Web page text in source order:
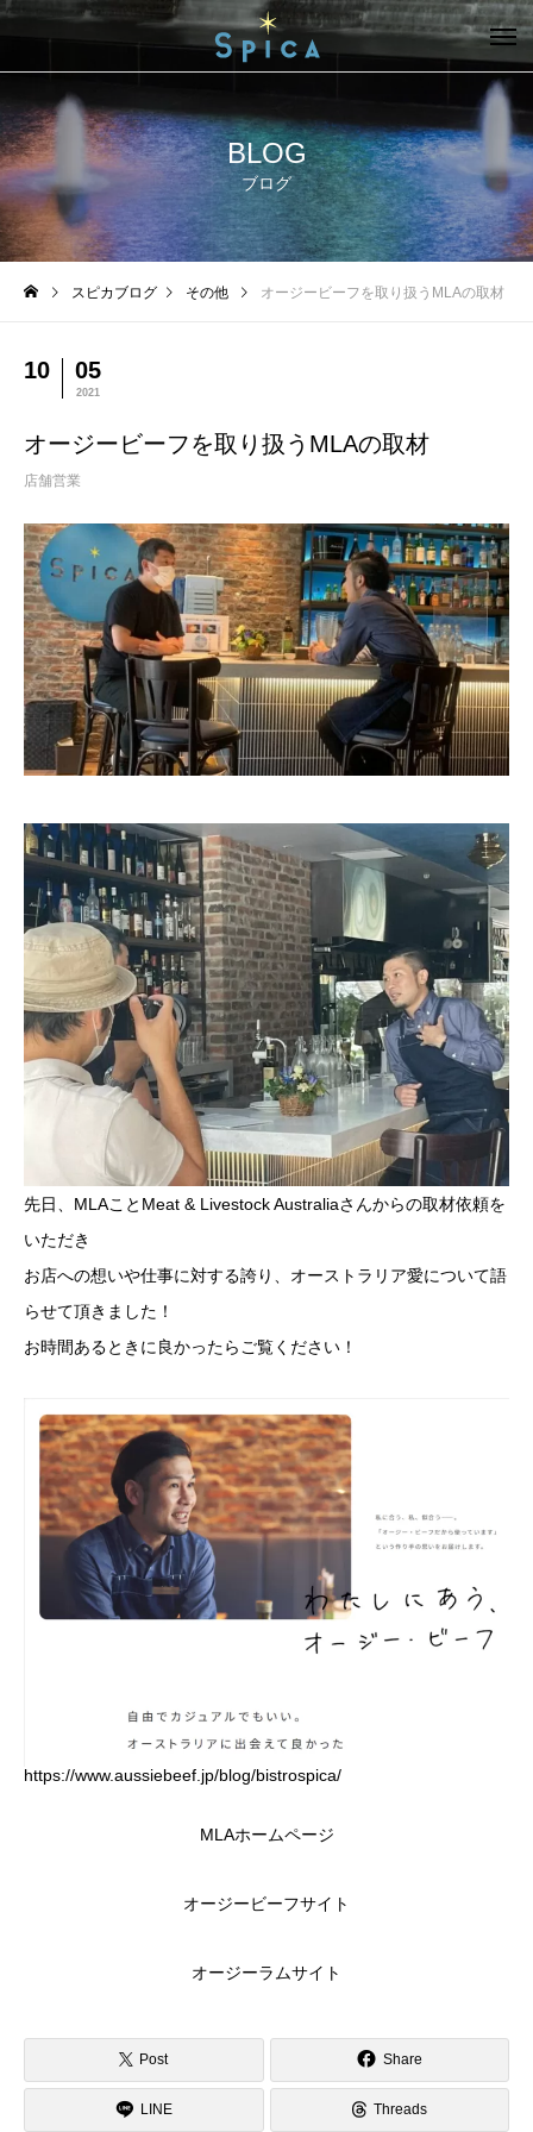
BLOG
ブログ
スピカブログ その他 オージービーフを取り扱うMLAの取材
10 05
2021
オージービーフを取り扱うMLAの取材
店舗営業
先日、MLAことMeat & Livestock Australiaさんからの取材依頼を
いただき
お店への想いや仕事に対する誇り、オーストラリア愛について語
らせて頂きました！
お時間あるときに良かったらご覧ください！
https://www.aussiebeef.jp/blog/bistrospica/
MLAホームページ
オージービーフサイト
オージーラムサイト
Post Share
LINE Threads